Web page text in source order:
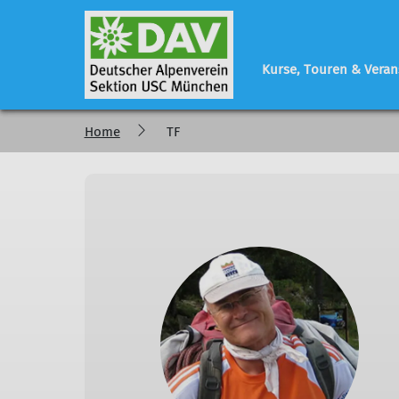
Kurse, Touren &
Programm regelmäßige Veranstaltungen
Sektionsleben
Vorstand -
Geschäftsstelle
Home TF